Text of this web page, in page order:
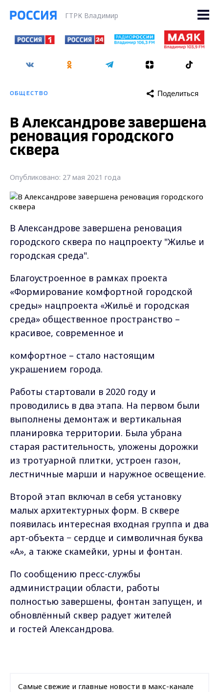
ГТРК Владимир
ОБЩЕСТВО Поделиться
В Александрове завершена
реновация городского
сквера
Опубликовано: 27 мая 2021 года
В Александрове завершена реновация
городского сквера по нацпроекту "Жилье и
городская среда".
Благоустроенное в рамках проекта
«Формирование комфортной городской
среды» нацпроекта «Жильё и городская
среда» общественное пространство –
красивое, современное и
комфортное – стало настоящим
украшением города.
Работы стартовали в 2020 году и
проводились в два этапа. На первом были
выполнены демонтаж и вертикальная
планировка территории. Была убрана
старая растительность, уложены дорожки
из тротуарной плитки, устроен газон,
лестничные марши и наружное освещение.
Второй этап включал в себя установку
малых архитектурных форм. В сквере
появилась интересная входная группа и два
арт-объекта − сердце и символичная буква
«А», а также скамейки, урны и фонтан.
По сообщению пресс-службы
администрации области, работы
полностью завершены, фонтан запущен, и
обновлённый сквер радует жителей
и гостей Александрова.
Самые свежие и главные новости в макс-канале